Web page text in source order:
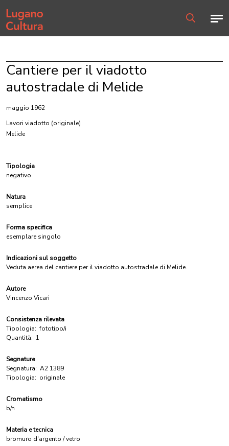
Home page
Cantiere per il viadotto
autostradale di Melide
maggio 1962
Lavori viadotto (originale)
Melide
Tipologia
negativo
Natura
semplice
Forma specifica
esemplare singolo
Indicazioni sul soggetto
Veduta aerea del cantiere per il viadotto autostradale di Melide.
Autore
Vincenzo Vicari
Consistenza rilevata
Tipologia: fototipo/i
Quantità: 1
Segnature
Segnatura: A2 1389
Tipologia: originale
Cromatismo
b/n
Materia e tecnica
bromuro d'argento / vetro